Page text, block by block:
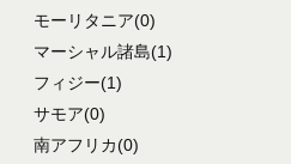
モーリタニア(0)
マーシャル諸島(1)
フィジー(1)
サモア(0)
南アフリカ(0)